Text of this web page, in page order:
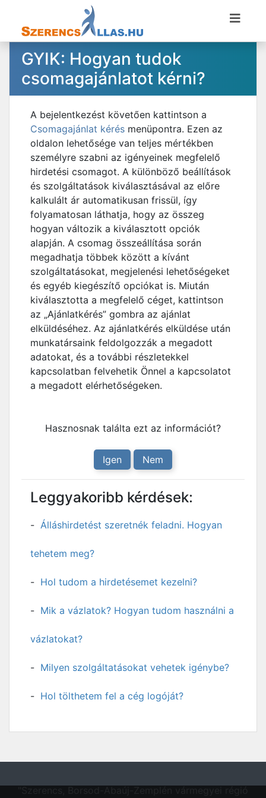
GYIK: Hogyan tudok
csomagajánlatot kérni?
A bejelentkezést követően kattintson a
Csomagajánlat kérés menüpontra. Ezen az
oldalon lehetősége van teljes mértékben
személyre szabni az igényeinek megfelelő
hirdetési csomagot. A különböző beállítások
és szolgáltatások kiválasztásával az előre
kalkulált ár automatikusan frissül, így
folyamatosan láthatja, hogy az összeg
hogyan változik a kiválasztott opciók
alapján. A csomag összeállítása során
megadhatja többek között a kívánt
szolgáltatásokat, megjelenési lehetőségeket
és egyéb kiegészítő opciókat is. Miután
kiválasztotta a megfelelő céget, kattintson
az „Ajánlatkérés” gombra az ajánlat
elküldéséhez. Az ajánlatkérés elküldése után
munkatársaink feldolgozzák a megadott
adatokat, és a további részletekkel
kapcsolatban felvehetik Önnel a kapcsolatot
a megadott elérhetőségeken.
Hasznosnak találta ezt az információt?
Igen Nem
Leggyakoribb kérdések:
Álláshirdetést szeretnék feladni. Hogyan
tehetem meg?
Hol tudom a hirdetésemet kezelni?
Mik a vázlatok? Hogyan tudom használni a
vázlatokat?
Milyen szolgáltatásokat vehetek igénybe?
Hol tölthetem fel a cég logóját?